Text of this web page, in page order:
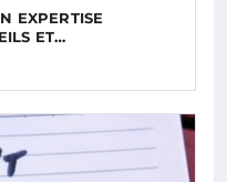
EXPERTISE
ET…